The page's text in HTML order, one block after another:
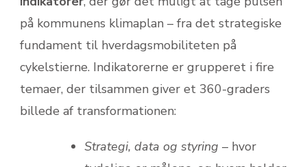
på kommunens klimaplan – fra det strategiske
fundament til hverdagsmobiliteten på
cykelstierne. Indikatorerne er grupperet i fire
temaer, der tilsammen giver et 360-graders
billede af transformationen:
Strategi, data og styring – hvor